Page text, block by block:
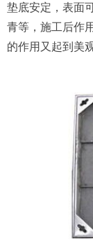
垫底安定，表面
青等，施工后作
的作用又起到美